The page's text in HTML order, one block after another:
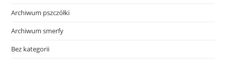
Archiwum pszczółki
Archiwum smerfy
Bez kategorii